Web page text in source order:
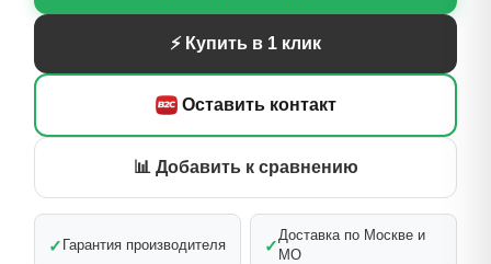
⚡ Купить в 1 клик
Оставить контакт
📊 Добавить к сравнению
✓ Гарантия производителя ✓
Доставка по Москве и
МО